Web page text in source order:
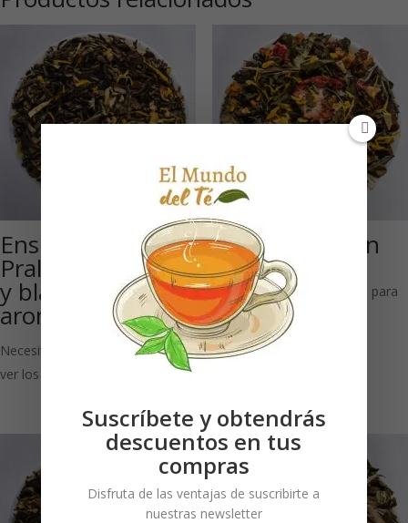
Ensueño de
Praliné (Té verde
y blanco
aromatizado)
Necesitas estar registrado para
ver los precios
Siesta (Infusión
de hierbas)
Necesitas estar registrado para
ver los precios
Suscríbete y obtendrás
descuentos en tus
compras
Disfruta de las ventajas de suscribirte a
nuestras newsletter